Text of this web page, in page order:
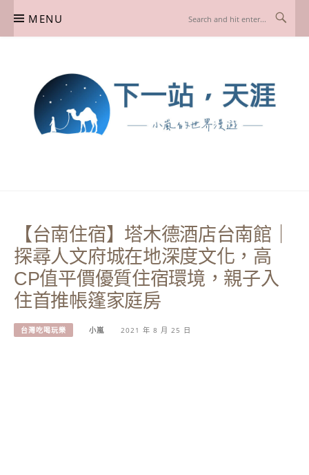
MENU
【台南住宿】塔木德酒店台南館｜
探尋人文府城在地深度文化，高
CP值平價優質住宿環境，親子入
住首推帳篷家庭房
台灣吃喝玩樂 小嵐 2021 年 8 月 25 日